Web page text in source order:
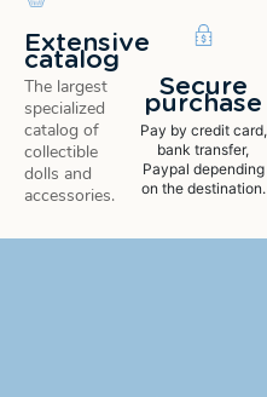
Extensive
catalog
The largest
specialized
catalog of
collectible
dolls and
accessories.
Secure
purchase
Pay by credit card,
bank transfer,
Paypal depending
on the destination.